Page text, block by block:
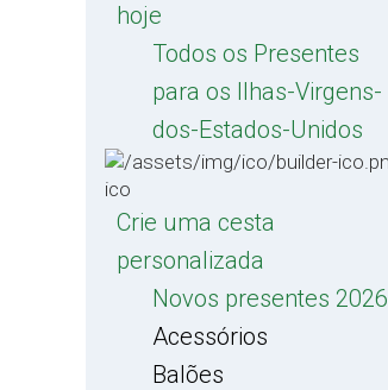
hoje
Todos os Presentes
para os Ilhas-Virgens-
dos-Estados-Unidos
Crie uma cesta
personalizada
Novos presentes 2026
Acessórios
Balões